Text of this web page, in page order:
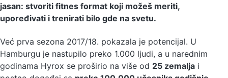
jasan: stvoriti fitnes format koji možeš meriti,
upoređivati i trenirati bilo gde na svetu.
Već prva sezona 2017/18. pokazala je potencijal. U
Hamburgu je nastupilo preko 1.000 ljudi, a u narednim
godinama Hyrox se proširio na više od 25 zemalja i